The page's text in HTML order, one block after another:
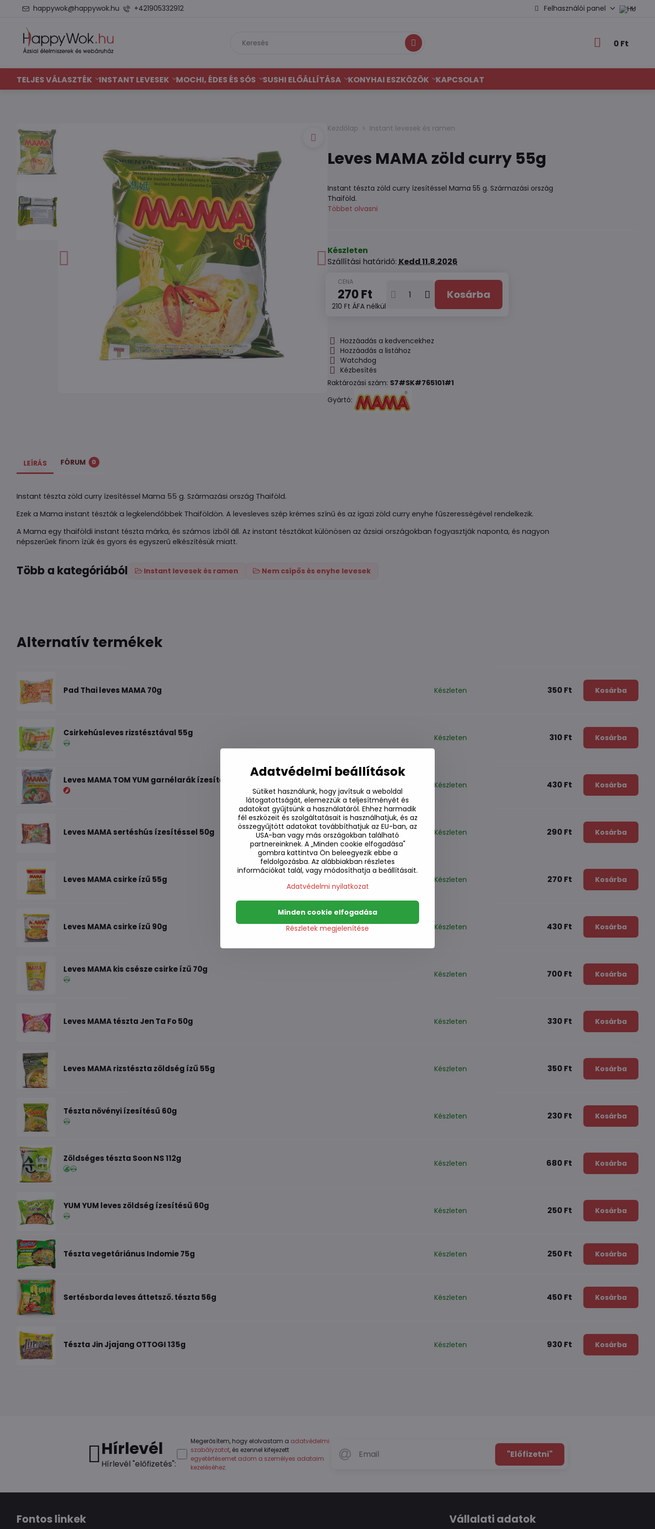
happywok@happywok.hu +421905332912 Felhasználói panel
Keresés 0 Ft
TELJES VÁLASZTÉK INSTANT LEVESEK MOCHI, ÉDES ÉS SÓS SUSHI ELŐÁLLÍTÁSA KONYHAI ESZKÖZÖK KAPCSOLAT
Kezdőlap Instant levesek és ramen
Leves MAMA zöld curry 55g
Instant tészta zöld curry ízesítéssel Mama 55 g. Származási ország
Thaiföld.
Többet olvasni
Készleten
Szállítási határidő:Kedd11.8.2026
270 Ft
210 Ft ÁFA nélkül
Kosárba
Hozzáadás a kedvencekhez
Hozzáadás a listához
Watchdog
Kézbesítés
Raktározási szám: S7#SK#765101#1
Gyártó:
LEÍRÁS FÓRUM 0
Instant tészta zöld curry ízesítéssel Mama 55 g. Származási ország Thaiföld.
Ezek a Mama instant tészták a legkelendőbbek Thaiföldön. A levesleves szép krémes színű és az igazi zöld curry enyhe fűszerességével rendelkezik.
A Mama egy thaiföldi instant tészta márka, és számos ízből áll. Az instant tésztákat különösen az ázsiai országokban fogyasztják naponta, és nagyon
népszerűek finom ízük és gyors és egyszerű elkészítésük miatt.
Több a kategóriából Instant levesek és ramen Nem csípős és enyhe levesek
Alternatív termékek
Pad Thai leves MAMA 70g Készleten 350 Ft Kosárba
Csirkehúsleves rizstésztával 55g Készleten 310 Ft Kosárba
Leves MAMA TOM YUM garnélarák ízesítéssel 90g Készleten 430 Ft Kosárba
Leves MAMA sertéshús ízesítéssel 50g Készleten 290 Ft Kosárba
Leves MAMA csirke ízű 55g Készleten 270 Ft Kosárba
Leves MAMA csirke ízű 90g Készleten 430 Ft Kosárba
Leves MAMA kis csésze csirke ízű 70g Készleten 700 Ft Kosárba
Leves MAMA tészta Jen Ta Fo 50g Készleten 330 Ft Kosárba
Leves MAMA rizstészta zöldség ízű 55g Készleten 350 Ft Kosárba
Tészta növényi ízesítésű 60g Készleten 230 Ft Kosárba
Zöldséges tészta Soon NS 112g Készleten 680 Ft Kosárba
YUM YUM leves zöldség ízesítésű 60g Készleten 250 Ft Kosárba
Tészta vegetáriánus Indomie 75g Készleten 250 Ft Kosárba
Sertésborda leves áttetsző. tészta 56g Készleten 450 Ft Kosárba
Tészta Jin Jjajang OTTOGI 135g Készleten 930 Ft Kosárba
Hírlevél
Hírlevél "előfizetés":
"Előfizetni"
Megerősítem, hogy elolvastam a adatvédelmi
szabályzatot, és ezennel kifejezett
egyetértésemet adom a személyes adataim
kezeléséhez.
Fontos linkek Vállalati adatok
Adatvédelmi beállítások
Sütiket használunk, hogy javítsuk a weboldal
látogatottságát, elemezzük a teljesítményét és
adatokat gyűjtsünk a használatáról. Ehhez harmadik
fél eszközeit és szolgáltatásait is használhatjuk, és az
összegyűjtött adatokat továbbíthatjuk az EU-ban, az
USA-ban vagy más országokban található
partnereinknek. A „Minden cookie elfogadása"
gombra kattintva Ön beleegyezik ebbe a
feldolgozásba. Az alábbiakban részletes
információkat talál, vagy módosíthatja a beállításait.
Adatvédelmi nyilatkozat
Részletek megjelenítése
Minden cookie elfogadása